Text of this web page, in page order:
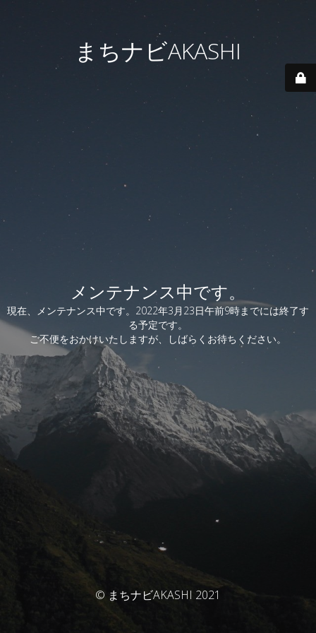
まちナビAKASHI
メンテナンス中です。
現在、メンテナンス中です。2022年3月23日午前9時までには終了す
る予定です。
ご不便をおかけいたしますが、しばらくお待ちください。
© まちナビAKASHI 2021